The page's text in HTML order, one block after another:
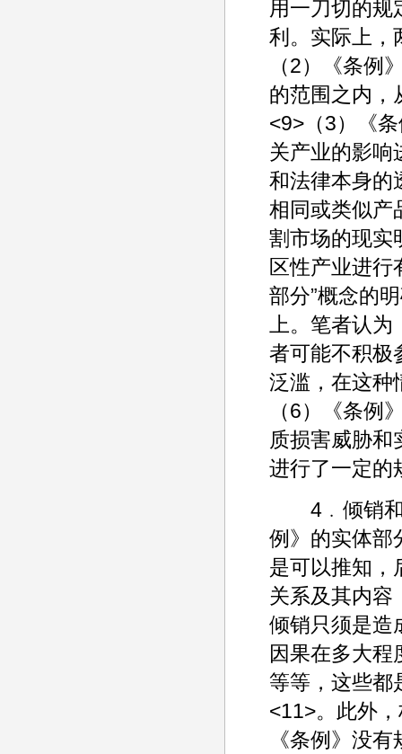
用一刀切的规
利。实际上，
（2）《条例
的范围之内，
<9>（3）《
关产业的影响
和法律本身的
相同或类似产
割市场的现实
区性产业进行
部分”概念的
上。笔者认
者可能不积极
泛滥，在这种
（6）《条例
质损害威胁和
进行了一定的
4﹒倾销和
例》的实体部
是可以推知，
关系及其内容
倾销只须是造
因果在多大程
等等，这些都
<11>。此外
《条例》没